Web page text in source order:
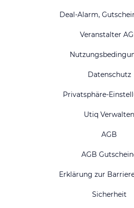
Deal-Alarm,
Veranstalter
Datenschutz
Privatsphäre-
Utiq Verwalten
AGB
AGB
Erklärung zur
Sicherheit